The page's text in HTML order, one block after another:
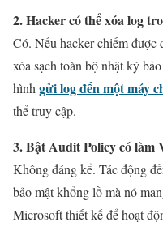
2. Hacker có thể xóa log
Có. Nếu hacker chiếm được
xóa sạch toàn bộ nhật ký
hình gửi log đến một máy
thể truy cập.
3. Bật Audit Policy có làm
Không đáng kể. Tác động
bảo mật khổng lồ mà nó
Microsoft thiết kế để hoạt